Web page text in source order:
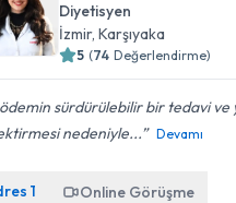
Diyetisyen
İzmir, Karşıyaka
5 (74 Değerlendirme)
sürdürülebilir bir tedavi ve
nedeniyle...
Devamı
1 Online Görüşme